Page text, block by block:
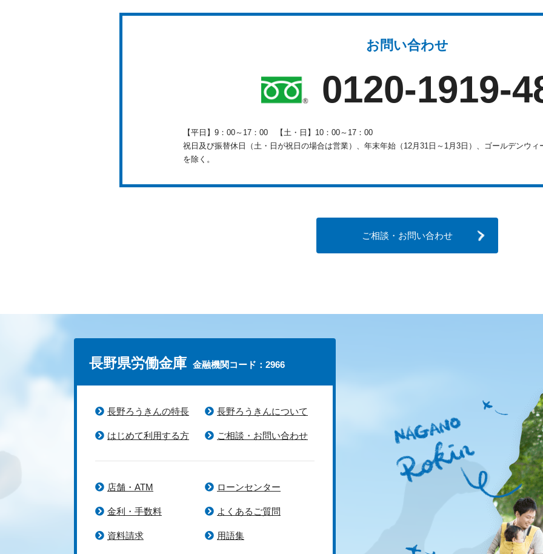
お問い合わせ
0120-1919-
【平日】9：00～17：00
【土・日】10：00～17：00
祝日及び振替休日（土・日が祝日の場合は営業）、年末年始（12月31日～1月3日）、ゴールデンウィ
を除く。
ご相談・お問い合わせ
長野県労働金庫 金融機関コード：2966
長野ろうきんの特長 長野ろうきんについて
はじめて利用する方 ご相談・お問い合わせ
店舗・ATM ローンセンター
金利・手数料 よくあるご質問
資料請求 用語集